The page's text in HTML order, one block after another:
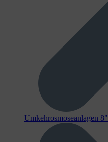
Umkehrosmoseanlagen 8"